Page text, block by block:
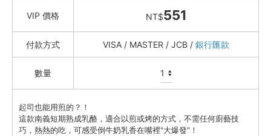
媒體推薦與報導
服務條款
VIP 價格 NT$551
付款方式 VISA / MASTER / JCB / 銀行匯款
數量
起司也能用煎的？！
這款南義短期熟成乳酪，適合以煎或烤的方式，不需任何廚藝技
巧，熱熱的吃，可感受倒牛奶乳香在嘴裡"大爆發"！